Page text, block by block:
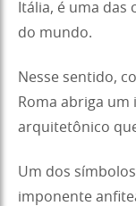
Itália, é uma das
do mundo.
Nesse sentido,
Roma abriga
arquitetônico
Um dos
imponente